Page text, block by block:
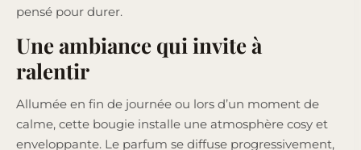
pensé pour durer.
Une ambiance qui invite à
ralentir
Allumée en fin de journée ou lors d’un moment de
calme, cette bougie installe une atmosphère cosy et
enveloppante. Le parfum se diffuse progressivement,